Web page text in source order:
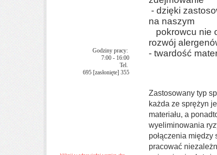
Godziny pracy:
7:00 - 16:00
Tel.
695 [zasłonięte] 355
- dzięki
na naszym
pokrowcu nie
rozwój
- twardość
Zastosowany typ
każda ze sprężyn
materiału, a
wyeliminowania
połączenia
pracować